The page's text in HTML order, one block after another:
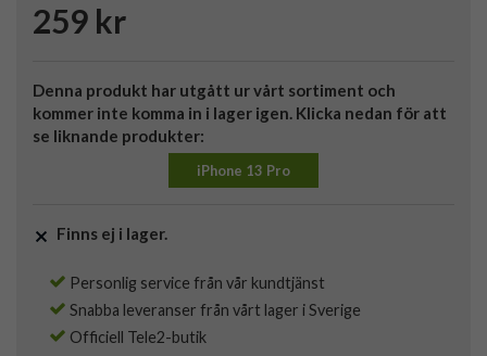
259 kr
Denna produkt har utgått ur vårt sortiment och
kommer inte komma in i lager igen. Klicka nedan för att
se liknande produkter:
iPhone 13 Pro
Finns ej i lager.
Personlig service från vår kundtjänst
Snabba leveranser från vårt lager i Sverige
Officiell Tele2-butik